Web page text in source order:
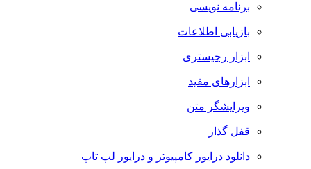
برنامه نویسی
بازیابی اطلاعات
ابزار رجیستری
ابزارهای مفید
ویرایشگر متن
قفل گذار
دانلود درایور کامپیوتر و درایور لپ تاپ